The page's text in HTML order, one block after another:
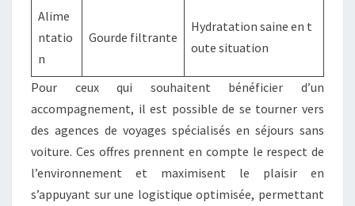
Alime
ntatio
n
Gourde filtrante
Hydratation saine en t
oute situation
Pour ceux qui souhaitent bénéficier d’un
accompagnement, il est possible de se tourner vers
des agences de voyages spécialisés en séjours sans
voiture. Ces offres prennent en compte le respect de
l’environnement et maximisent le plaisir en
s’appuyant sur une logistique optimisée, permettant